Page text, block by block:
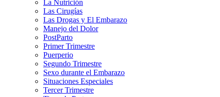
La Nutrición
Las Cirugías
Las Drogas y El Embarazo
Manejo del Dolor
PostParto
Primer Trimestre
Puerperio
Segundo Trimestre
Sexo durante el Embarazo
Situaciones Especiales
Tercer Trimestre